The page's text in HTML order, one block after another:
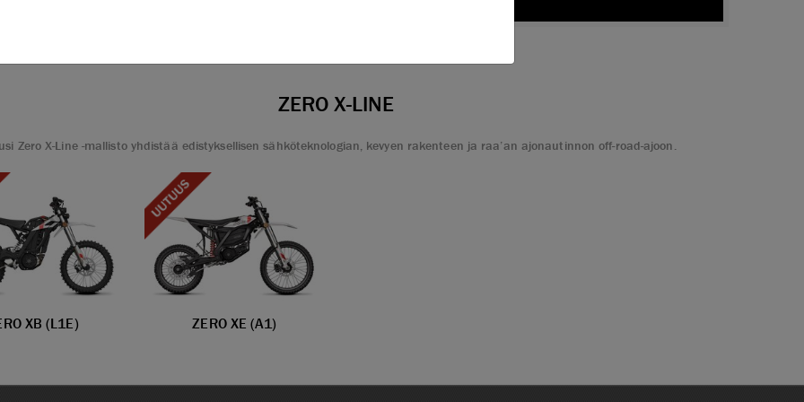
ZERO X-LINE
Zero X-Line -mallisto yhdistää edistyksellisen sähköteknologian, kevyen rakenteen ja raa’an ajonautinnon off-road-ajoon.
XB (L1E) ZERO XE (A1)